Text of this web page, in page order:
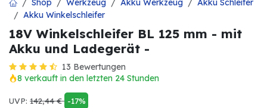
Shop Werkzeug Akku Werkzeug
Akku Schleifer
Akku Winkelschleifer
18V Winkelschleifer BL 125 mm - mit
Akku und Ladegerät -
13 Bewertungen
8 verkauft in den letzten 24 Stunden
UVP: 142,44€ -17%